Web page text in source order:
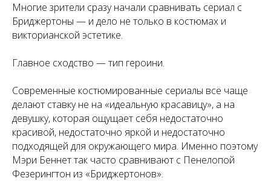
Многие зрители сразу начали сравнивать сериал с
Бриджертоны — и дело не только в костюмах и
викторианской эстетике.
Главное сходство — тип героини.
Современные костюмированные сериалы всё чаще
делают ставку не на «идеальную красавицу», а на
девушку, которая ощущает себя недостаточно
красивой, недостаточно яркой и недостаточно
подходящей для окружающего мира. Именно поэтому
Мэри Беннет так часто сравнивают с Пенелопой
Фезерингтон из «Бриджертонов».